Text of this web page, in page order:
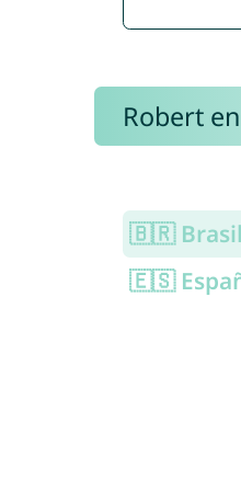
Robert
🇧🇷 Brasil
🇪🇸